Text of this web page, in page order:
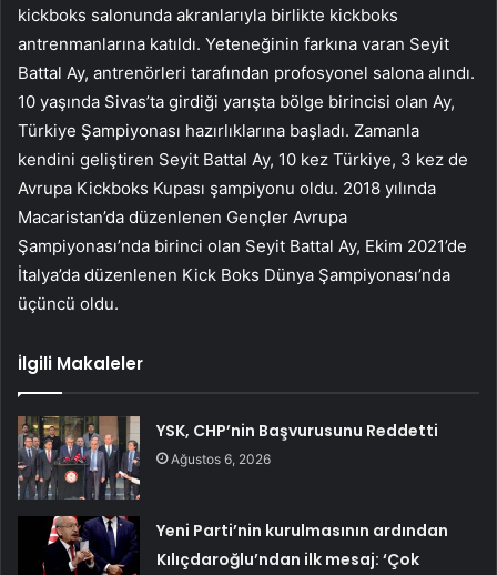
kickboks salonunda akranlarıyla birlikte kickboks
antrenmanlarına katıldı. Yeteneğinin farkına varan Seyit
Battal Ay, antrenörleri tarafından profosyonel salona alındı.
10 yaşında Sivas’ta girdiği yarışta bölge birincisi olan Ay,
Türkiye Şampiyonası hazırlıklarına başladı. Zamanla
kendini geliştiren Seyit Battal Ay, 10 kez Türkiye, 3 kez de
Avrupa Kickboks Kupası şampiyonu oldu. 2018 yılında
Macaristan’da düzenlenen Gençler Avrupa
Şampiyonası’nda birinci olan Seyit Battal Ay, Ekim 2021’de
İtalya’da düzenlenen Kick Boks Dünya Şampiyonası’nda
üçüncü oldu.
İlgili Makaleler
YSK, CHP’nin Başvurusunu Reddetti
Ağustos 6, 2026
Yeni Parti’nin kurulmasının ardından
Kılıçdaroğlu’ndan ilk mesaj: ‘Çok